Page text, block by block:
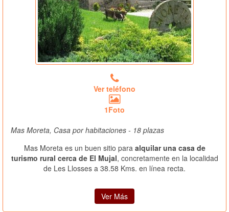
Ver teléfono
1Foto
Mas Moreta, Casa por habitaciones - 18 plazas
Mas Moreta es un buen sitio para alquilar una casa de
turismo rural cerca de El Mujal, concretamente en la localidad
de Les Llosses a 38.58 Kms. en línea recta.
Ver Más